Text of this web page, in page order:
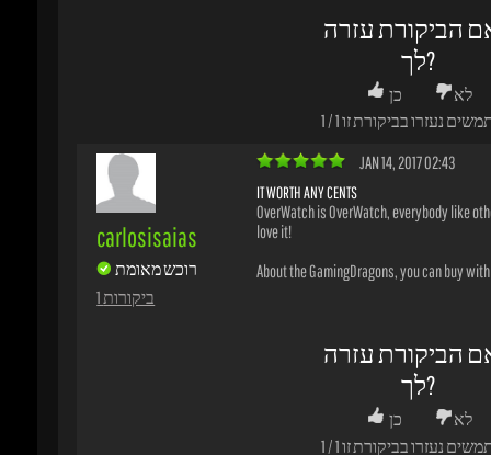
הביקורת עזרה
לך?
כן
לא
1/1נעזרו בביקורת זו
valdaha
JAN 08, 2017 14:01
Overwatch is basically a Team Fortress 2
It is easy to Learn but hard to Master. Every
totally different. A good Team needs a
הביקורת עזרה